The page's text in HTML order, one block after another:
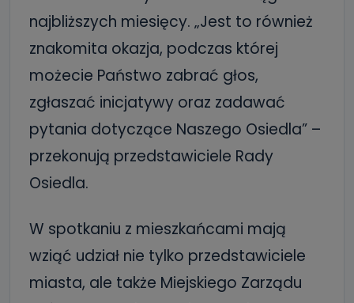
najbliższych miesięcy. „Jest to również
znakomita okazja, podczas której
możecie Państwo zabrać głos,
zgłaszać inicjatywy oraz zadawać
pytania dotyczące Naszego Osiedla” –
przekonują przedstawiciele Rady
Osiedla.
W spotkaniu z mieszkańcami mają
wziąć udział nie tylko przedstawiciele
miasta, ale także Miejskiego Zarządu